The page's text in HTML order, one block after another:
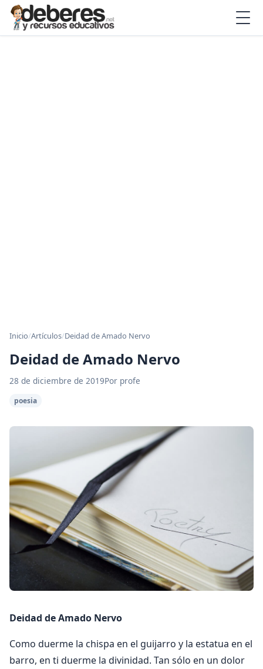
Inicio/Artículos/Deidad de Amado Nervo
Deidad de Amado Nervo
28 de diciembre de 2019Por profe
poesia
Deidad de Amado Nervo
Como duerme la chispa en el guijarro y la estatua en el
barro, en ti duerme la divinidad. Tan sólo en un dolor